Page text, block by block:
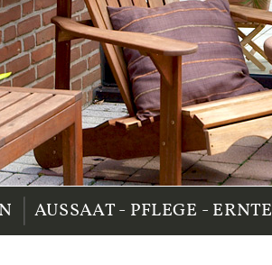
| AUSSAAT - PFLEGE - ERNTE